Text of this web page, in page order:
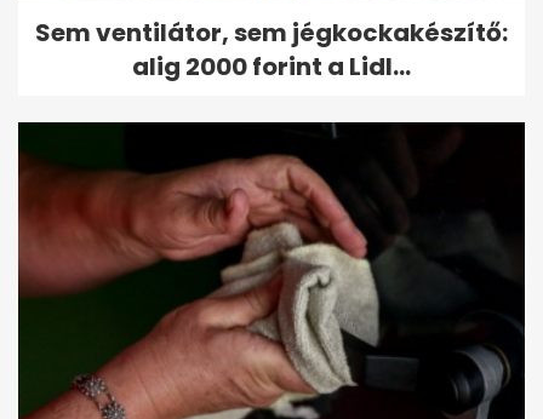
Sem ventilátor, sem jégkockakészítő:
alig 2000 forint a Lidl...